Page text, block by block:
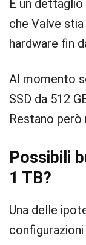
È un
che Valve
hardware fin
Al momento
SSD da 512
Restano
Possibili
1 TB?
Una delle